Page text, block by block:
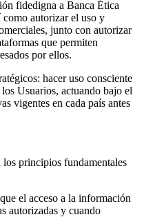
fidedigna a Banca Ética
como autorizar el uso y
junto con autorizar
que permiten
por ellos.
hacer uso consciente
Usuarios, actuando bajo el
vigentes en cada país antes
los principios fundamentales
el acceso a la información
autorizadas y cuando